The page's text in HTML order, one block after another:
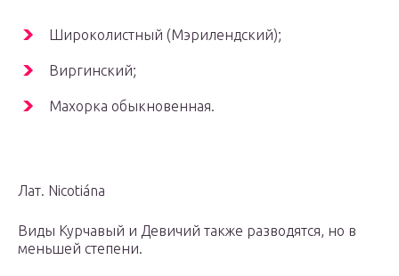
Широколистный (Мэрилендский);
Виргинский;
Махорка обыкновенная.
Лат. Nicotiána
Виды Курчавый и Девичий также разводятся, но в
меньшей степени.